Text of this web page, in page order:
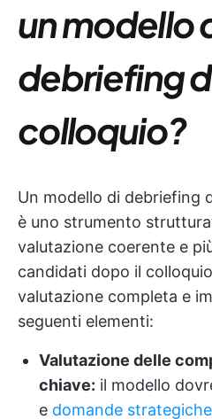
un modello
debriefing
colloquio?
Un modello di debriefing
è uno strumento
valutazione coerente e
candidati dopo il
valutazione completa e
seguenti elementi:
Valutazione delle
chiave: il modello
e domande strategiche